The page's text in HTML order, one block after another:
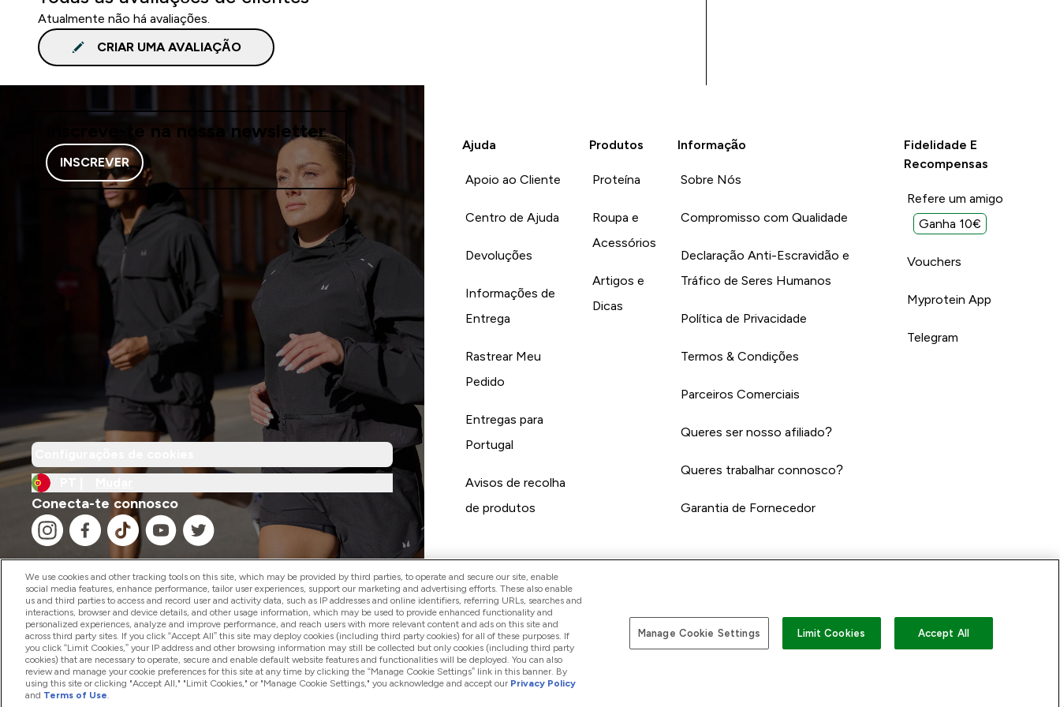
Atualmente não há avaliações.
CRIAR UMA AVALIAÇÃO
Inscreve-te na nossa newsletter
INSCREVER
Conecta-te connosco
Ajuda
Apoio ao Cliente
Centro de Ajuda
Devoluções
Informações de
Entrega
Rastrear Meu
Pedido
Entregas para
Portugal
Avisos de recolha
de produtos
Produtos
Proteína
Roupa e
Acessórios
Artigos e
Dicas
Informação
Sobre Nós
Compromisso com Qualidade
Declaração Anti-Escravidão e
Tráfico de Seres Humanos
Política de Privacidade
Termos & Condições
Parceiros Comerciais
Queres ser nosso afiliado?
Queres trabalhar connosco?
Garantia de Fornecedor
Fidelidade E
Recompensas
Refere um amigo
Ganha 10€
Vouchers
Myprotein App
Telegram
2026 The Hut.com Ltd
We use cookies and other tracking tools on this site, which may be provided by third parties, to operate and secure our site, enable
social media features, enhance performance, tailor user experiences, support our marketing and advertising efforts. These also enable
us and third parties to access and record user and activity data, such as IP addresses and online identifiers, referring URLs, searches and
interactions, browser and device details, and other usage information, which may be used to provide enhanced functionality and
personalized experiences, analyze and improve performance, and reach users with more relevant content and ads on this site and
across third party sites. If you click “Accept All” this site may deploy cookies (including third party cookies) for all of these purposes. If
you click “Limit Cookies,” your IP address and other browsing information may still be collected but only cookies (including third party
cookies) that are necessary to operate, secure and enable default website features and functionalities will be deployed. You can also
review and manage your cookie preferences for this site at any time by clicking the “Manage Cookie Settings” link in this banner. By
using this site or clicking "Accept All," "Limit Cookies," or "Manage Cookie Settings," you acknowledge and accept our Privacy Policy
and Terms of Use.
Manage Cookie Settings Limit Cookies Accept All